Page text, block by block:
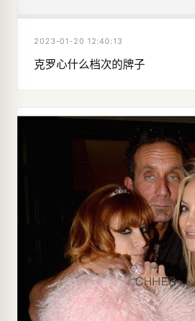
2023-01-20 12:40:13
克罗心什么档次的牌子